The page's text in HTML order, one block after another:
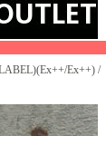
Ex++) /